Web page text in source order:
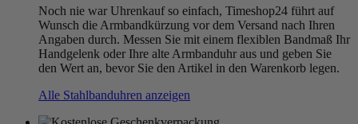
Noch nie war Uhrenkauf so einfach, Timeshop24 führt auf
Wunsch die Armbandkürzung vor dem Versand nach Ihren
Angaben durch. Messen Sie mit einem flexiblen Bandmaß Ihr
Handgelenk oder Ihre alte Armbanduhr aus und geben Sie
den Wert an, bevor Sie den Artikel in den Warenkorb legen.
Alle Stahlbanduhren anzeigen